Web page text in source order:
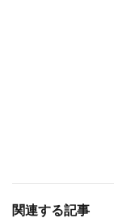
関連する記事